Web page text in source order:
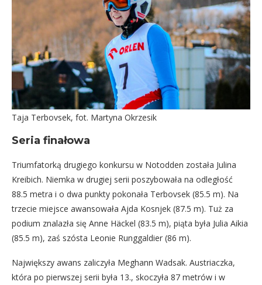
Taja Terbovsek, fot. Martyna Okrzesik
Seria finałowa
Triumfatorką drugiego konkursu w Notodden została Julina
Kreibich. Niemka w drugiej serii poszybowała na odległość
88.5 metra i o dwa punkty pokonała Terbovsek (85.5 m). Na
trzecie miejsce awansowała Ajda Kosnjek (87.5 m). Tuż za
podium znalazła się Anne Häckel (83.5 m), piąta była Julia Aikia
(85.5 m), zaś szósta Leonie Runggaldier (86 m).
Największy awans zaliczyła Meghann Wadsak. Austriaczka,
która po pierwszej serii była 13., skoczyła 87 metrów i w